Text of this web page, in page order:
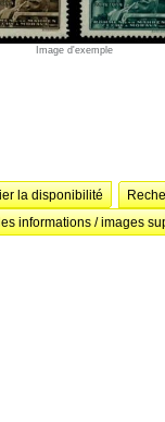
Image d'exemple
la disponibilité
informations / images